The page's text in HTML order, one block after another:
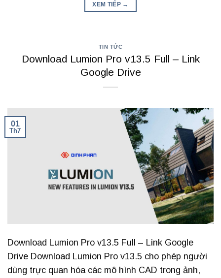
XEM TIẾP →
TIN TỨC
Download Lumion Pro v13.5 Full – Link
Google Drive
01
Th7
Download Lumion Pro v13.5 Full – Link Google
Drive Download Lumion Pro v13.5 cho phép người
dùng trực quan hóa các mô hình CAD trong ảnh,